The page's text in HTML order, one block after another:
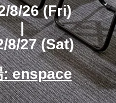
8/26 (Fri)
|
8/27 (Sat)
: enspace